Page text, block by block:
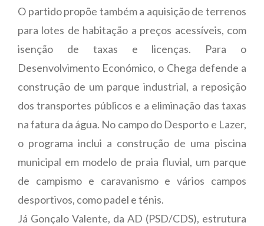
O partido propõe também a aquisição de terrenos
para lotes de habitação a preços acessíveis, com
isenção de taxas e licenças. Para o
Desenvolvimento Económico, o Chega defende a
construção de um parque industrial, a reposição
dos transportes públicos e a eliminação das taxas
na fatura da água. No campo do Desporto e Lazer,
o programa inclui a construção de uma piscina
municipal em modelo de praia fluvial, um parque
de campismo e caravanismo e vários campos
desportivos, como padel e ténis.
Já Gonçalo Valente, da AD (PSD/CDS), estrutura